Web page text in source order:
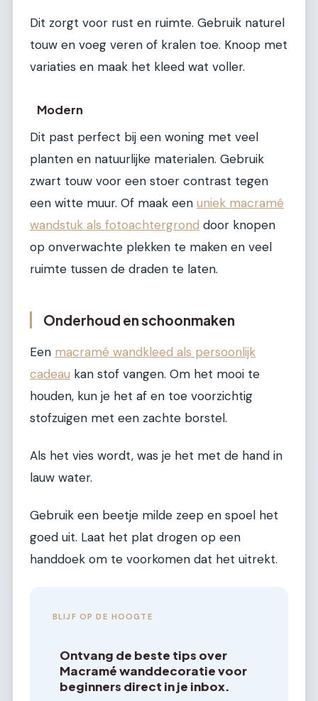
Dit zorgt voor rust en ruimte. Gebruik naturel
touw en voeg veren of kralen toe. Knoop met
variaties en maak het kleed wat voller.
Modern
Dit past perfect bij een woning met veel
planten en natuurlijke materialen. Gebruik
zwart touw voor een stoer contrast tegen
een witte muur. Of maak een uniek macramé
wandstuk als fotoachtergrond door knopen
op onverwachte plekken te maken en veel
ruimte tussen de draden te laten.
Onderhoud en schoonmaken
Een macramé wandkleed als persoonlijk
cadeau kan stof vangen. Om het mooi te
houden, kun je het af en toe voorzichtig
stofzuigen met een zachte borstel.
Als het vies wordt, was je het met de hand in
lauw water.
Gebruik een beetje milde zeep en spoel het
goed uit. Laat het plat drogen op een
handdoek om te voorkomen dat het uitrekt.
BLIJF OP DE HOOGTE
Ontvang de beste tips over
Macramé wanddecoratie voor
beginners direct in je inbox.